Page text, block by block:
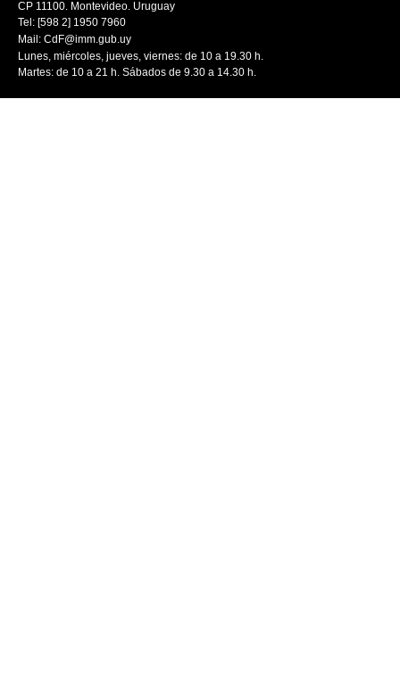
CP 11100. Montevideo. Uruguay
Tel: [598 2] 1950 7960
Mail: CdF@imm.gub.uy
Lunes, miércoles, jueves, viernes: de 10 a 19.30 h.
Martes: de 10 a 21 h. Sábados de 9.30 a 14.30 h.